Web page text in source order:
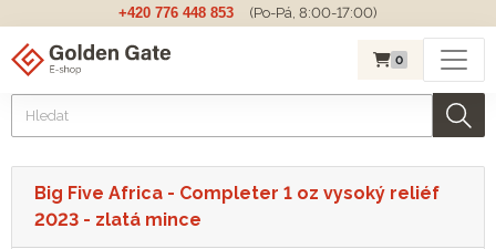
+420 776 448 853 (Po-Pá, 8:00-17:00)
0
Big Five Africa - Completer 1 oz vysoký reliéf
2023 - zlatá mince